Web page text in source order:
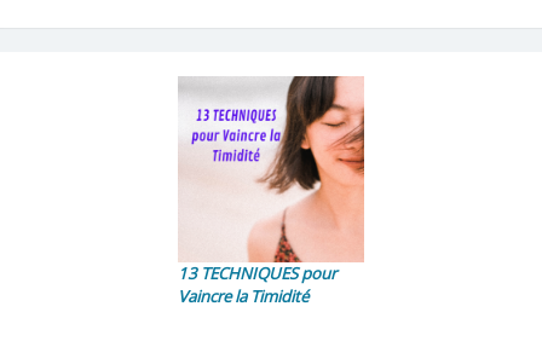
13 TECHNIQUES pour
Vaincre la Timidité